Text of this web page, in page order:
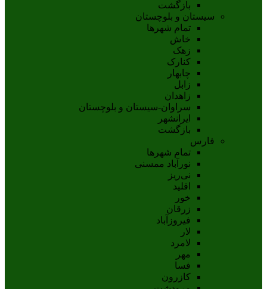
بازگشت
سیستان و بلوچستان
تمام شهر‌ها
خاش
زهک
کنارک
چابهار
زابل
زاهدان
سراوان-سيستان و بلوچستان
ايرانشهر
بازگشت
فارس
تمام شهر‌ها
نورآباد ممسنی
نی‌ریز
اقلید
خور
زرقان
فیروزآباد
لار
لامرد
مهر
فسا
کازرون